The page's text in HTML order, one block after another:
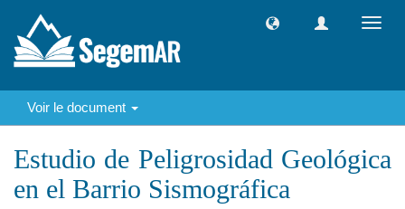
Voir le document
Estudio de Peligrosidad Geológica
en el Barrio Sismográfica